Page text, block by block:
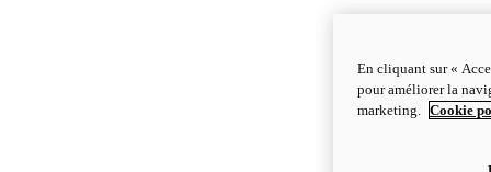
En cliquant sur «
pour améliorer la
marketing.
Cookie